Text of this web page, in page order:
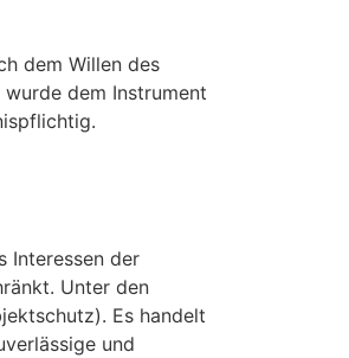
dem Willen des
dem Instrument
Interessen der
Unter den
Es handelt
und